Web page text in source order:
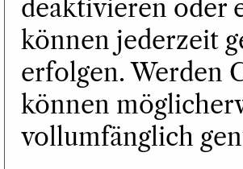
deaktivieren oder
können jederzeit
erfolgen. Werden
können
vollumfänglich